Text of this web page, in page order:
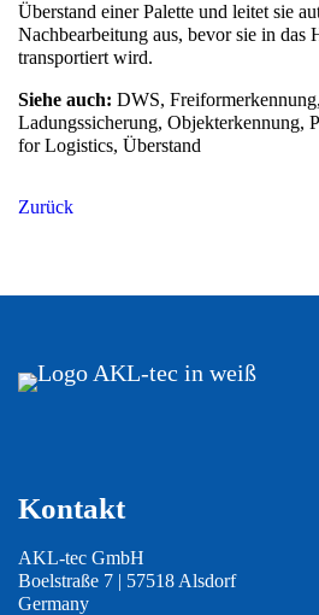
Überstand einer Palette und leitet sie
Nachbearbeitung aus, bevor sie in das
transportiert wird.
Siehe auch: DWS,
Ladungssicherung, Objekterkennung,
for Logistics, Überstand
Zurück
Kontakt
AKL-tec GmbH
Boelstraße 7 | 57518 Alsdorf
Germany